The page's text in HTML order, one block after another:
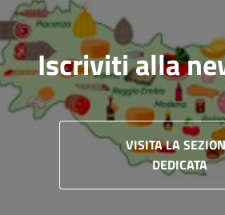
Iscriviti alla
VISITA LA
DEDICATA